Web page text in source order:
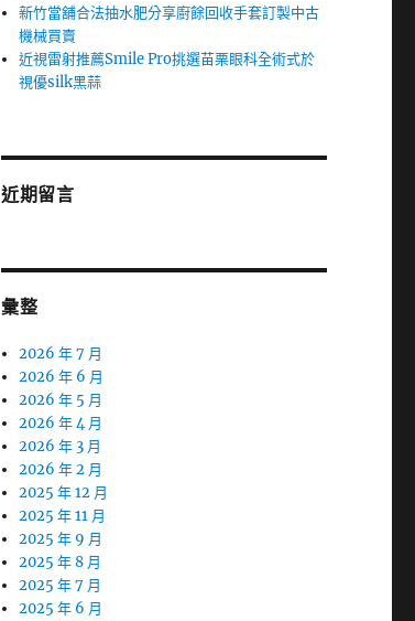
新竹當舖合法抽水肥分享廚餘回收手套訂製中古
機械買賣
近視雷射推薦Smile Pro挑選苗栗眼科全術式於
視優silk黑蒜
近期留言
彙整
2026 年 7 月
2026 年 6 月
2026 年 5 月
2026 年 4 月
2026 年 3 月
2026 年 2 月
2025 年 12 月
2025 年 11 月
2025 年 9 月
2025 年 8 月
2025 年 7 月
2025 年 6 月